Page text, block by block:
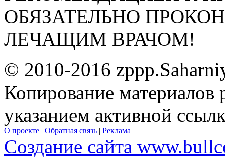
ОБЯЗАТЕЛЬНО
ЛЕЧАЩИМ ВРАЧОМ!
© 2010-2016
Копирование материалов
указанием активной
О проекте | Обратная связь | Реклама
Создание сайта